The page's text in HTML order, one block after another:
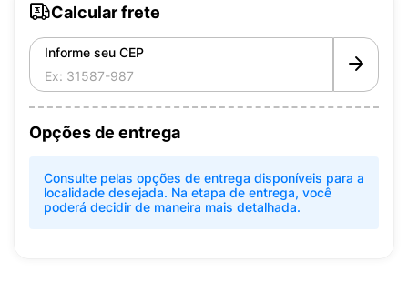
Calcular frete
Informe seu CEP
Opções de entrega
Consulte pelas opções de entrega disponíveis para a
localidade desejada. Na etapa de entrega, você
poderá decidir de maneira mais detalhada.